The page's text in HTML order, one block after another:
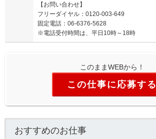
【お問い合わせ】
フリーダイヤル：0120-003-649
固定電話：06-6376-5628
※電話受付時間は、平日10時～18時
このままWEBから！
この仕事に応募する
おすすめのお仕事